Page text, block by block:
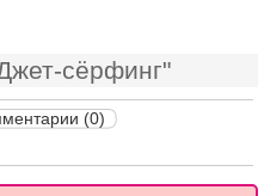
сёрфинг"
(0)